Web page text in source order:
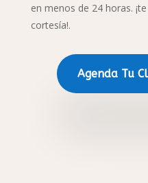
en menos de 24 horas.
cortesía!.
Agenda Tu